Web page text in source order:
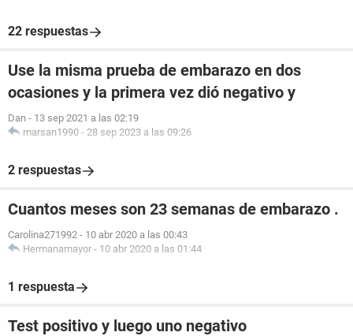
22 respuestas
Use la misma prueba de embarazo en dos
ocasiones y la primera vez dió negativo y
Dan - 13 sep 2021 a las 02:19
marsan1990 - 28 sep 2023 a las 09:26
2 respuestas
Cuantos meses son 23 semanas de embarazo .
Carolina271992 - 10 abr 2020 a las 00:43
Hermanamayor - 10 abr 2020 a las 01:44
1 respuesta
Test positivo y luego uno negativo